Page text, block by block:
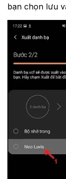
bạn chọn lưu